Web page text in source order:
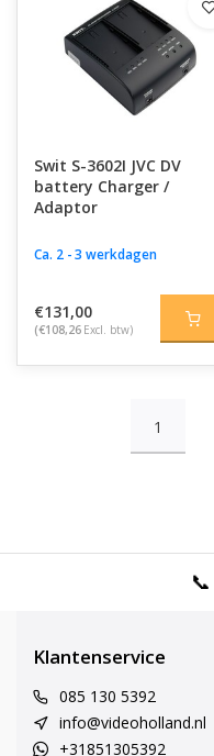
Swit S-3602I JVC DV
battery Charger /
Adaptor
Ca. 2 - 3 werkdagen
€131,00
(€108,26 Excl. btw)
1
Klantenservice
085 130 5392
info@videoholland.nl
+31851305392